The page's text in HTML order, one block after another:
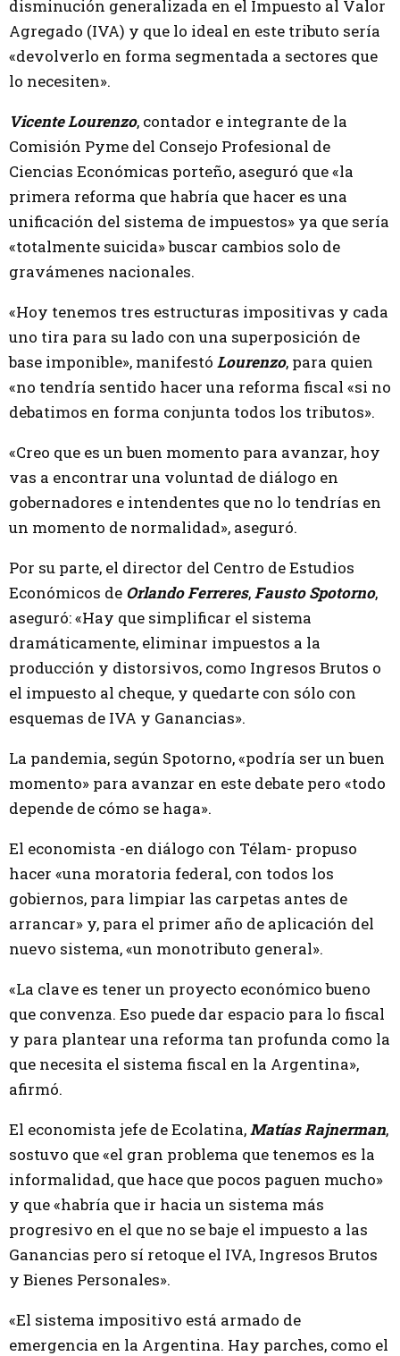
disminución generalizada en el Impuesto al Valor
Agregado (IVA) y que lo ideal en este tributo sería
«devolverlo en forma segmentada a sectores que
lo necesiten».
Vicente Lourenzo, contador e integrante de la
Comisión Pyme del Consejo Profesional de
Ciencias Económicas porteño, aseguró que «la
primera reforma que habría que hacer es una
unificación del sistema de impuestos» ya que sería
«totalmente suicida» buscar cambios solo de
gravámenes nacionales.
«Hoy tenemos tres estructuras impositivas y cada
uno tira para su lado con una superposición de
base imponible», manifestó Lourenzo, para quien
«no tendría sentido hacer una reforma fiscal «si no
debatimos en forma conjunta todos los tributos».
«Creo que es un buen momento para avanzar, hoy
vas a encontrar una voluntad de diálogo en
gobernadores e intendentes que no lo tendrías en
un momento de normalidad», aseguró.
Por su parte, el director del Centro de Estudios
Económicos de Orlando Ferreres,Fausto Spotorno,
aseguró: «Hay que simplificar el sistema
dramáticamente, eliminar impuestos a la
producción y distorsivos, como Ingresos Brutos o
el impuesto al cheque, y quedarte con sólo con
esquemas de IVA y Ganancias».
La pandemia, según Spotorno, «podría ser un buen
momento» para avanzar en este debate pero «todo
depende de cómo se haga».
El economista -en diálogo con Télam- propuso
hacer «una moratoria federal, con todos los
gobiernos, para limpiar las carpetas antes de
arrancar» y, para el primer año de aplicación del
nuevo sistema, «un monotributo general».
«La clave es tener un proyecto económico bueno
que convenza. Eso puede dar espacio para lo fiscal
y para plantear una reforma tan profunda como la
que necesita el sistema fiscal en la Argentina»,
afirmó.
El economista jefe de Ecolatina,Matías Rajnerman,
sostuvo que «el gran problema que tenemos es la
informalidad, que hace que pocos paguen mucho»
y que «habría que ir hacia un sistema más
progresivo en el que no se baje el impuesto a las
Ganancias pero sí retoque el IVA, Ingresos Brutos
y Bienes Personales».
«El sistema impositivo está armado de
emergencia en la Argentina. Hay parches, como el